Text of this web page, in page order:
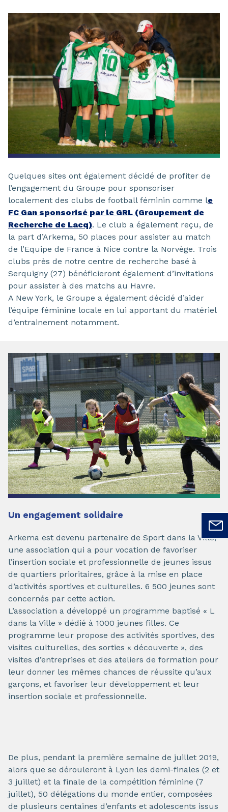
Quelques sites ont également décidé de profiter de
l’engagement du Groupe pour sponsoriser
localement des clubs de football féminin comme le
FC Gan sponsorisé par le GRL (Groupement de
Recherche de Lacq). Le club a également reçu, de
la part d’Arkema, 50 places pour assister au match
de l’Equipe de France à Nice contre la Norvège. Trois
clubs près de notre centre de recherche basé à
Serquigny (27) bénéficieront également d’invitations
pour assister à des matchs au Havre.
A New York, le Groupe a également décidé d’aider
l’équipe féminine locale en lui apportant du matériel
d’entrainement notamment.
Un engagement solidaire
Arkema est devenu partenaire de Sport dans la Ville,
une association qui a pour vocation de favoriser
l’insertion sociale et professionnelle de jeunes issus
de quartiers prioritaires, grâce à la mise en place
d’activités sportives et culturelles. 6 500 jeunes sont
concernés par cette action.
L’association a développé un programme baptisé « L
dans la Ville » dédié à 1000 jeunes filles. Ce
programme leur propose des activités sportives, des
visites culturelles, des sorties « découverte », des
visites d’entreprises et des ateliers de formation pour
leur donner les mêmes chances de réussite qu’aux
garçons, et favoriser leur développement et leur
insertion sociale et professionnelle.
De plus, pendant la première semaine de juillet 2019,
alors que se dérouleront à Lyon les demi-finales (2 et
3 juillet) et la finale de la compétition féminine (7
juillet), 50 délégations du monde entier, composées
de plusieurs centaines d’enfants et adolescents issus